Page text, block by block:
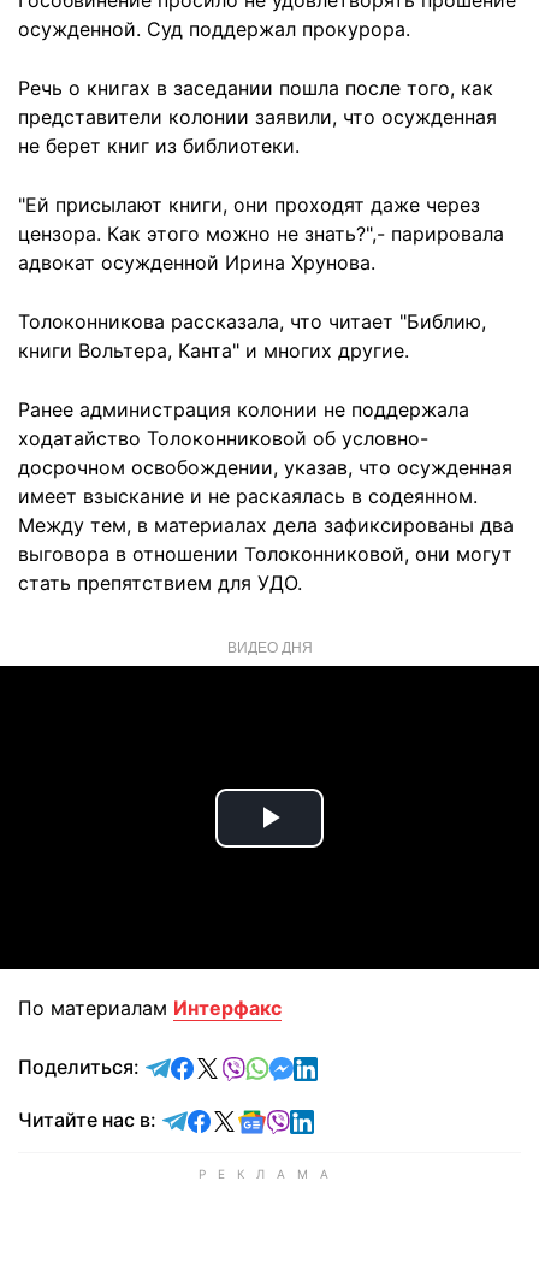
осужденной. Суд поддержал прокурора.
Речь о книгах в заседании пошла после того, как
представители колонии заявили, что осужденная
не берет книг из библиотеки.
"Ей присылают книги, они проходят даже через
цензора. Как этого можно не знать?",- парировала
адвокат осужденной Ирина Хрунова.
Толоконникова рассказала, что читает "Библию,
книги Вольтера, Канта" и многих другие.
Ранее администрация колонии не поддержала
ходатайство Толоконниковой об условно-
досрочном освобождении, указав, что осужденная
имеет взыскание и не раскаялась в содеянном.
Между тем, в материалах дела зафиксированы два
выговора в отношении Толоконниковой, они могут
стать препятствием для УДО.
ВИДЕО ДНЯ
Play
По материалам Интерфакс
Поделиться: отправить в Telegram
поделиться в Facebook
поделиться в X
отправить в Viber
отправить в Whatsapp
отправить в Messenger
отправить в LinkedIn
Читайте нас в: Читайте в Telegram
Читайте в Facebook
Читайте в X
Читайте в Google news
Читайте в Viber
Читайте в LinkedIn